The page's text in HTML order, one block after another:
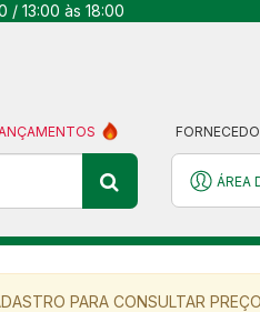
/ 13:00 às 18:00
ÁREA
PARA CONSULTAR